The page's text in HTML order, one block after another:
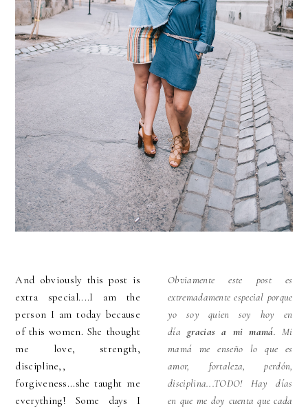
And obviously this post is
extra special....I am the
person I am today because
of this women. She thought
me love, strength,
discipline,,
forgiveness...she taught me
everything! Some days I
Obviamente este post es
extremadamente especial porque
yo soy quien soy hoy en
díagracias a mi mamá. Mi
mamá me enseño lo que es
amor, fortaleza, perdón,
disciplina...TODO! Hay días
en que me doy cuenta que cada